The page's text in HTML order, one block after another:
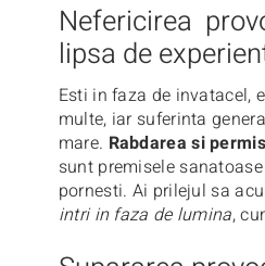
Nefericirea
lipsa de
Esti in faza de invatacel,
multe, iar suferinta
mare. Rabdarea si
sunt premisele
pornesti. Ai prilejul sa
intri in faza de lumina,